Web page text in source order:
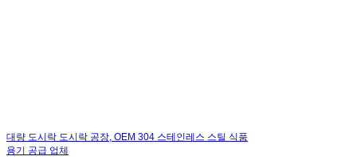
대량 도시락 도시락 공장, OEM 304 스테인레스 스틸 식품
용기 공급 업체